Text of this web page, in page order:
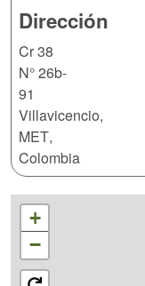
Dirección
Cr 38
N° 26b-
91
Villavicencio,
MET,
Colombia
+
−